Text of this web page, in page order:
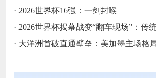
· 2026世界杯16强：一剑封喉
· 2026世界杯揭幕战变“翻车现场”：传
· 大洋洲首破直通壁垒：美加墨主场格局